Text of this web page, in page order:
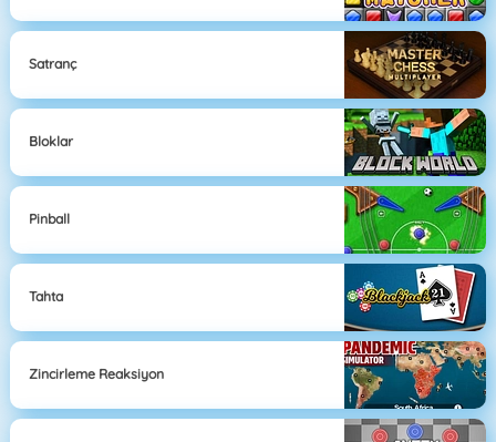
Satranç
Bloklar
Pinball
Tahta
Zincirleme Reaksiyon